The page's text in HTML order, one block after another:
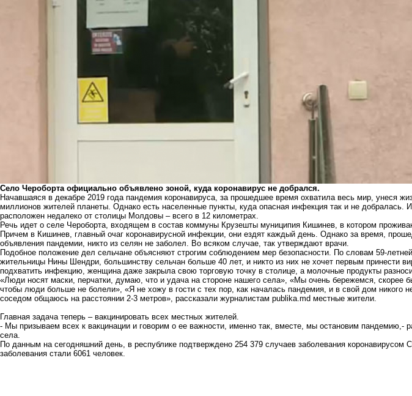
Село Чероборта официально объявлено зоной, куда коронавирус не добрался.
Начавшаяся в декабре 2019 года пандемия коронавируса, за прошедшее время охватила весь мир, унеся
миллионов жителей планеты. Однако есть населенные пункты, куда опасная инфекция так и не добралась.
расположен недалеко от столицы Молдовы – всего в 12 километрах.
Речь идет о селе Чероборта, входящем в состав коммуны Крузешты муниципия Кишинев, в котором
Причем в Кишинев, главный очаг коронавирусной инфекции, они ездят каждый день. Однако за время,
объявления пандемии, никто из селян не заболел. Во всяком случае, так утверждают врачи.
Подобное положение дел сельчане объясняют строгим соблюдением мер безопасности. По словам 59-
жительницы Нины Шендри, большинству сельчан больше 40 лет, и никто из них не хочет первым принести
подхватить инфекцию, женщина даже закрыла свою торговую точку в столице, а молочные продукты
«Люди носят маски, перчатки, думаю, что и удача на стороне нашего села», «Мы очень бережемся, скорее
чтобы люди больше не болели», «Я не хожу в гости с тех пор, как началась пандемия, и в свой дом никого
соседом общаюсь на расстоянии 2-3 метров», рассказали журналистам publika.md местные жители.
Главная задача теперь – вакцинировать всех местных жителей.
- Мы призываем всех к вакцинации и говорим о ее важности, именно так, вместе, мы остановим пандемию,-
села.
По данным на сегодняшний день, в республике подтверждено 254 379 случаев заболевания коронавирусом
заболевания стали 6061 человек.